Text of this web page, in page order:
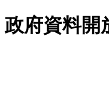
跳至主要內容
政府資料開